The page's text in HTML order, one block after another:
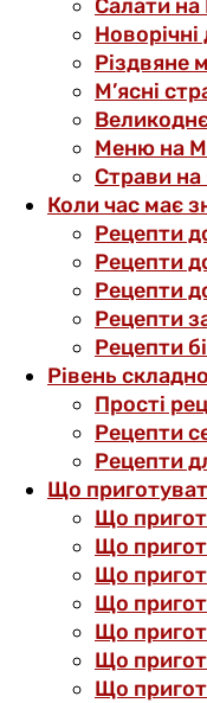
Салати на
Різдвяне
М’ясні
Меню на
Страви на
Коли час має
Рецепти
Рецепти
Рецепти
Рецепти
Рецепти
Рівень
Прості
Рецепти
Рецепти
Що
Що
Що
Що
Що
Що
Що
Що